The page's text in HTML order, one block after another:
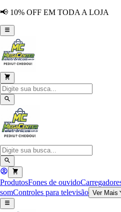
📢 10% OFF EM TODA A LOJA
ProdutosFones de ouvido
somControles para televisão Ver Mais